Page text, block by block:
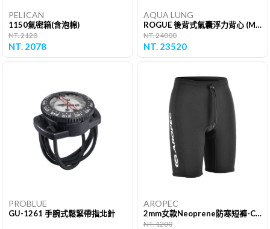
PELICAN
1150氣密箱(含泡棉)
NT. 2120
NT. 2078
AQUA LUNG
ROGUE 後背式氣囊浮力背心 (ModLockTM)
NT. 24000
NT. 23520
PROBLUE
GU-1261 手腕式鬆緊帶指北針
AROPEC
2mm女款Neoprene防寒短褲-Course方向
NT. 1200